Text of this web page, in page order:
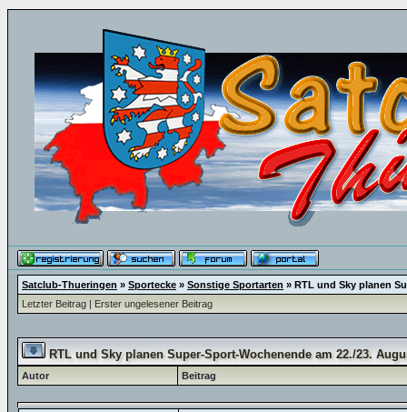
Satclub-Thueringen » Sportecke » Sonstige Sportarten » RTL und Sky planen
Letzter Beitrag | Erster ungelesener Beitrag
RTL und Sky planen Super-Sport-Wochenende am 22./23.
Autor Beitrag